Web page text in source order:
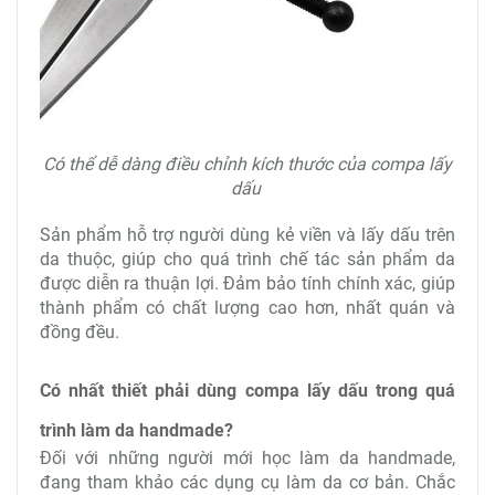
Có thể dễ dàng điều chỉnh kích thước của compa lấy
dấu
Sản phẩm hỗ trợ người dùng kẻ viền và lấy dấu trên
da thuộc, giúp cho quá trình chế tác sản phẩm da
được diễn ra thuận lợi. Đảm bảo tính chính xác, giúp
thành phẩm có chất lượng cao hơn, nhất quán và
đồng đều.
Có nhất thiết phải dùng compa lấy dấu trong quá
trình làm da handmade?
Đối với những người mới học làm da handmade,
đang tham khảo các dụng cụ làm da cơ bản. Chắc